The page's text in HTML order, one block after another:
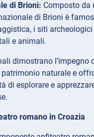
di Brioni: Composto da
di Brioni è
i siti
e animali.
dimostrano l’impegno
patrimonio naturale e
di esplorare e
romano in Croazia